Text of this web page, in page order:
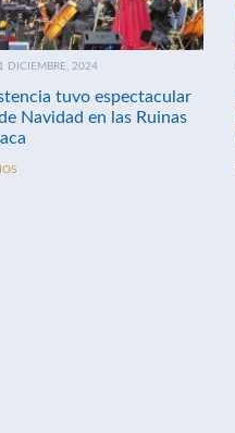
DICIEMBRE, 2024
tuvo espectacular
Navidad en las Ruinas